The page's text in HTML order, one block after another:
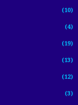
(10)
(4)
(19)
(13)
(12)
(3)